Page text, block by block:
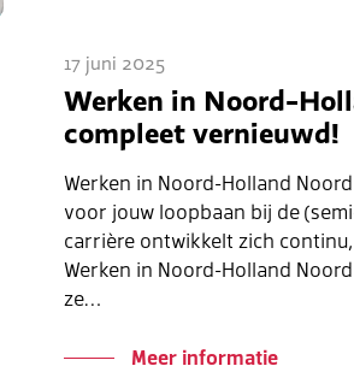
17 juni 2025
Werken in Noord-
compleet vernieuwd!
Werken in Noord-Holland
voor jouw loopbaan bij de
carrière ontwikkelt zich
Werken in Noord-Holland
ze…
Meer informatie